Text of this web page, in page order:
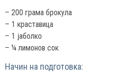
– 200 грама брокула
– 1 краставица
– 1 јаболко
– ¼ лимонов сок
Начин на подготовка: